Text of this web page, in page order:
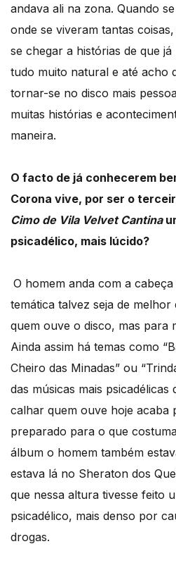
andava ali na zona. Quando
onde se viveram tantas
se chegar a histórias de que
tudo muito natural e até acho
tornar-se no disco mais
muitas histórias e
maneira.
O facto de já conhecerem
Corona vive, por ser o
Cimo de Vila Velvet Cantina
psicadélico, mais lúcido?
O homem anda com a
temática talvez seja de
quem ouve o disco, mas para
Ainda assim há temas como
Cheiro das Minadas” ou
das músicas mais psicadélicas
calhar quem ouve hoje acaba
preparado para o que
álbum o homem também
estava lá no Sheraton dos
que nessa altura tivesse feito
psicadélico, mais denso por
drogas.